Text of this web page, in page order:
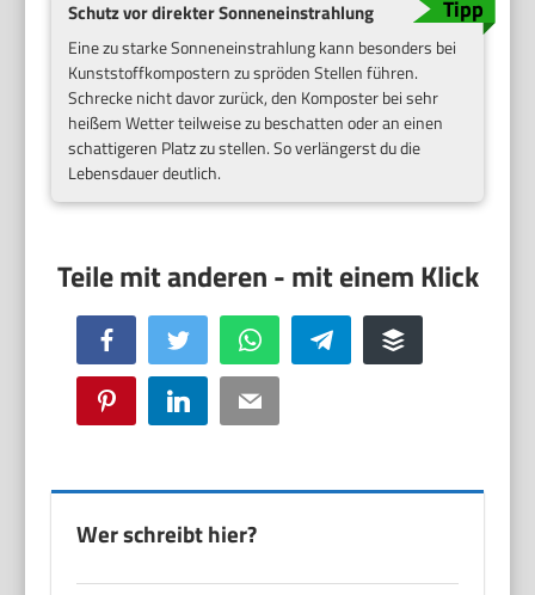
Schutz vor direkter Sonneneinstrahlung
Eine zu starke Sonneneinstrahlung kann besonders bei
Kunststoffkompostern zu spröden Stellen führen.
Schrecke nicht davor zurück, den Komposter bei sehr
heißem Wetter teilweise zu beschatten oder an einen
schattigeren Platz zu stellen. So verlängerst du die
Lebensdauer deutlich.
Facebook Twitter WhatsApp Telegram Buffer
Pinterest LinkedIn Email
Wer schreibt hier?